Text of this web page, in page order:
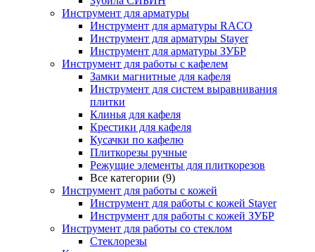
Инструмент для арматуры
Инструмент для арматуры RACO
Инструмент для арматуры Stayer
Инструмент для арматуры ЗУБР
Инструмент для работы с кафелем
Замки магнитные для кафеля
Инструмент для систем выравнивания
плитки
Клинья для кафеля
Крестики для кафеля
Кусачки по кафелю
Плиткорезы ручные
Режущие элементы для плиткорезов
Все категории (9)
Инструмент для работы с кожей
Инструмент для работы с кожей Stayer
Инструмент для работы с кожей ЗУБР
Инструмент для работы со стеклом
Стеклорезы